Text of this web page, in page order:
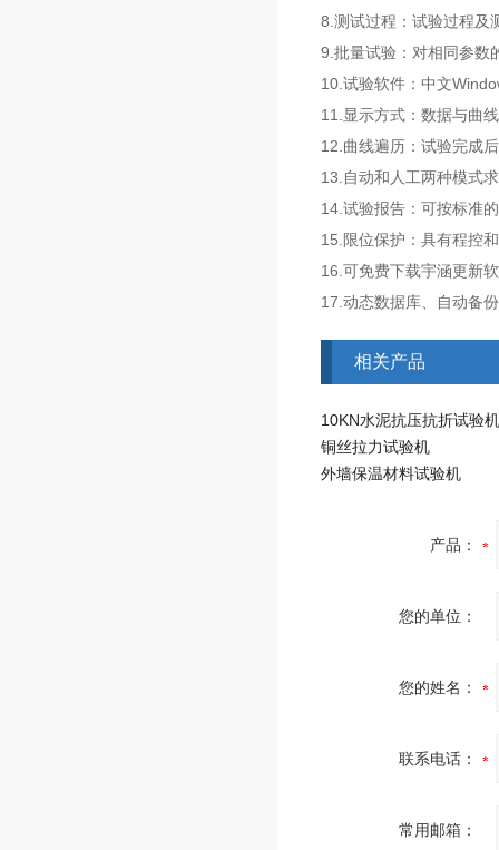
8.测试过程：试验过程及
9.批量试验：对相同参数
10.试验软件：中文
11.显示方式：数据与曲
12.曲线遍历：试验完成
13.自动和人工两种模式
14.试验报告：可按标准
15.限位保护：具有程控
16.可免费下载宇涵更新
17.动态数据库、自动备
相关产品
10KN水泥抗压抗折试验机
铜丝拉力试验机
外墙保温材料试验机
产品：
您的单位：
您的姓名：
联系电话：
常用邮箱：